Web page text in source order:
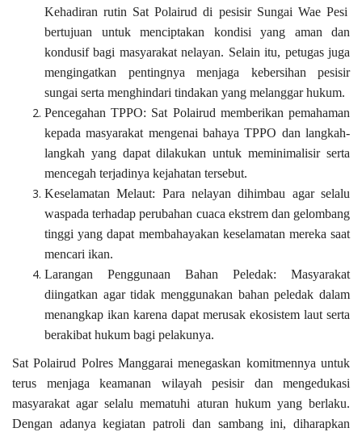
Kehadiran rutin Sat Polairud di pesisir Sungai Wae Pesi
bertujuan untuk menciptakan kondisi yang aman dan
kondusif bagi masyarakat nelayan. Selain itu, petugas juga
mengingatkan pentingnya menjaga kebersihan pesisir
sungai serta menghindari tindakan yang melanggar hukum.
Pencegahan TPPO: Sat Polairud memberikan pemahaman
kepada masyarakat mengenai bahaya TPPO dan langkah-
langkah yang dapat dilakukan untuk meminimalisir serta
mencegah terjadinya kejahatan tersebut.
Keselamatan Melaut: Para nelayan dihimbau agar selalu
waspada terhadap perubahan cuaca ekstrem dan gelombang
tinggi yang dapat membahayakan keselamatan mereka saat
mencari ikan.
Larangan Penggunaan Bahan Peledak: Masyarakat
diingatkan agar tidak menggunakan bahan peledak dalam
menangkap ikan karena dapat merusak ekosistem laut serta
berakibat hukum bagi pelakunya.
Sat Polairud Polres Manggarai menegaskan komitmennya untuk
terus menjaga keamanan wilayah pesisir dan mengedukasi
masyarakat agar selalu mematuhi aturan hukum yang berlaku.
Dengan adanya kegiatan patroli dan sambang ini, diharapkan